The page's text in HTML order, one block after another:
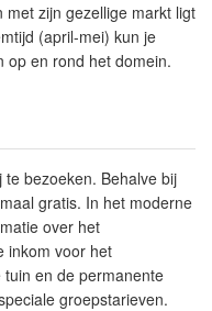
met zijn gezellige markt ligt
(april-mei) kun je
op en rond het domein.
bezoeken. Behalve bij
gratis. In het moderne
over het
inkom voor het
en de permanente
groepstarieven.